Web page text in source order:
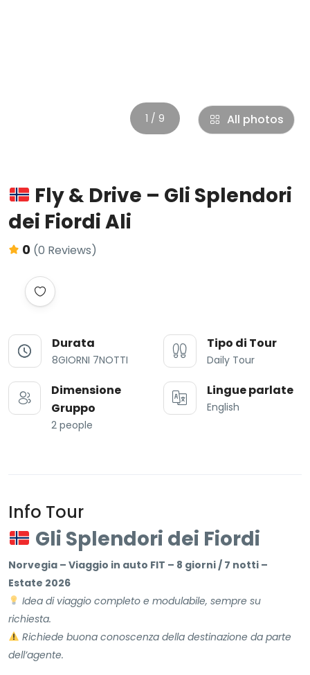
1 / 9 All photos
Fly & Drive – Gli Splendori
dei Fiordi Ali
0 (0 Reviews)
Durata
8GIORNI 7NOTTI
Tipo di Tour
Daily Tour
Dimensione
Gruppo
2 people
Lingue parlate
English
Info Tour
Gli Splendori dei Fiordi
Norvegia – Viaggio in auto FIT – 8 giorni / 7 notti –
Estate 2026
Idea di viaggio completo e modulabile, sempre su
richiesta.
Richiede buona conoscenza della destinazione da parte
dell’agente.